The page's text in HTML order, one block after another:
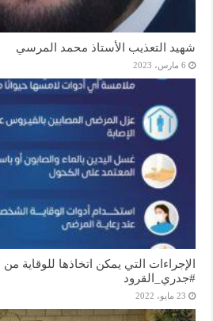
شهيد التعذيب الأستاذ محمد المرسي
6 مارس، 2023
الإجراءات التي يمكن اتخاذها للوقاية
#جدري_القرود
23 مايو، 2022